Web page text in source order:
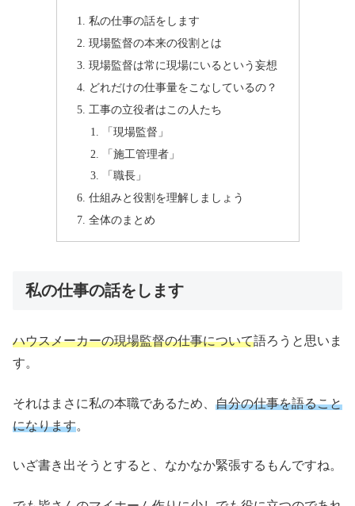
私の仕事の話をします
現場監督の本来の役割とは
現場監督は常に現場にいるという妄想
どれだけの仕事量をこなしているの？
工事の立役者はこの人たち
「現場監督」
「施工管理者」
「職長」
仕組みと役割を理解しましょう
全体のまとめ
私の仕事の話をします
ハウスメーカーの現場監督の仕事について語ろうと思いま
す。
それはまさに私の本職であるため、 自分の仕事を語ること
になります。
いざ書き出そうとすると、なかなか緊張するもんですね。